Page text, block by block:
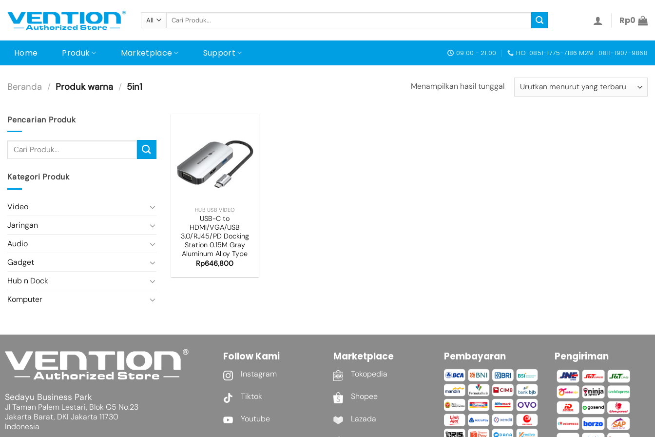
content
Pencarian
Rp0
Home Produk Marketplace Support 09:00 - 21:00 HO: 0851-1775-7186 M2M : 0811-1907-9868
Beranda / Produk warna / 5in1 Menampilkan hasil tunggal
Pencarian Produk
Kategori Produk
Video
Jaringan
Audio
Gadget
Hub n Dock
Komputer
Add to
wishlist
HUB USB VIDEO
USB-C to
HDMI/VGA/USB
3.0/RJ45/PD Docking
Station 0.15M Gray
Aluminum Alloy Type
Rp646,800
Sedayu Business Park
Jl Taman Palem Lestari, Blok G5 No.23
Jakarta Barat, DKI Jakarta 11730
Indonesia
Follow Kami
Instagram
Tiktok
Youtube
Marketplace
Tokopedia
Shopee
Lazada
Pembayaran Pengiriman